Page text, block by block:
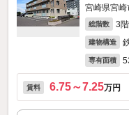
宮崎県宮崎
総階数 3
建物構造
専有面積
賃料 6.75～7.25万円